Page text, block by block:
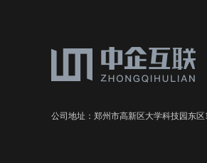
公司地址：郑州市高新区大学科技园东区